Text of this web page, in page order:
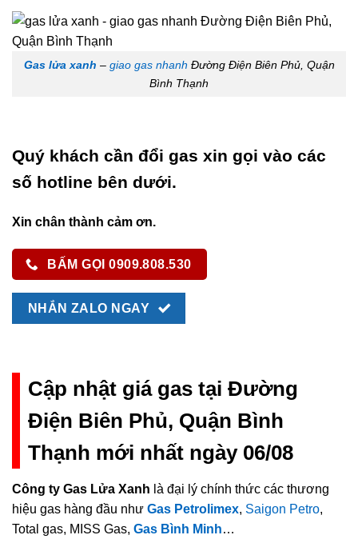
Gas lửa xanh – giao gas nhanh Đường Điện Biên Phủ, Quận
Bình Thạnh
Quý khách cần đổi gas xin gọi vào các
số hotline bên dưới.
Xin chân thành cảm ơn.
BẤM GỌI 0909.808.530
NHẮN ZALO NGAY
Cập nhật giá gas tại Đường
Điện Biên Phủ, Quận Bình
Thạnh mới nhất ngày 06/08
Công ty Gas Lửa Xanh là đại lý chính thức các thương
hiệu gas hàng đầu như Gas Petrolimex, Saigon Petro,
Total gas, MISS Gas, Gas Bình Minh…